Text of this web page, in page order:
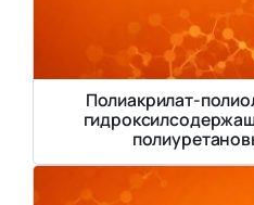
Полиакрилат-